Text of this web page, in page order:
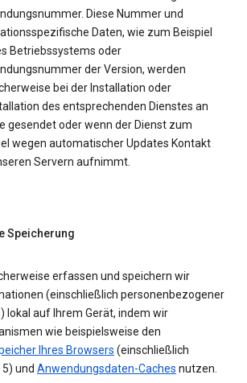
Diese Nummer und
Daten, wie zum Beispiel
Betriebssystems oder
der Version, werden
bei der Installation oder
des entsprechenden Dienstes an
gesendet oder wenn der Dienst zum
wegen automatischer Updates Kontakt
Servern aufnimmt.
Speicherung
erfassen und speichern wir
(einschließlich personenbezogener
lokal auf Ihrem Gerät, indem wir
wie beispielsweise den
Ihres Browsers (einschließlich
5) und Anwendungsdaten-Caches nutzen.